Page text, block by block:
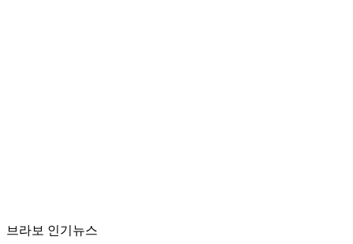
브라보 인기뉴스